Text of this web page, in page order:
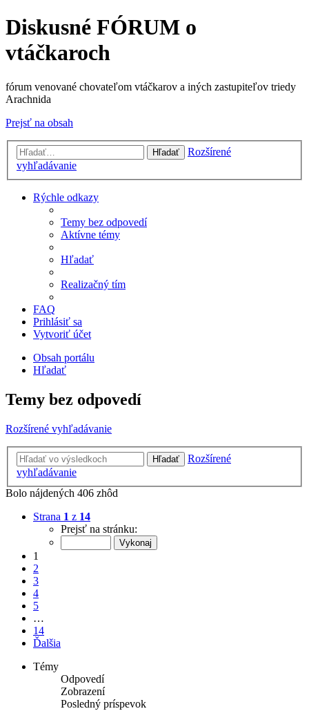
Diskusné FÓRUM o
vtáčkaroch
fórum venované chovateľom vtáčkarov a iných zastupiteľov triedy
Arachnida
Prejsť na obsah
Hľadať
Rozšírené
vyhľadávanie
Rýchle odkazy
Temy bez odpovedí
Aktívne témy
Hľadať
Realizačný tím
FAQ
Prihlásiť sa
Vytvoriť účet
Obsah portálu
Hľadať
Temy bez odpovedí
Rozšírené vyhľadávanie
Hľadať
Rozšírené
vyhľadávanie
Bolo nájdených 406 zhôd
Strana 1 z 14
Prejsť na stránku:
1
2
3
4
5
…
14
Ďalšia
Témy
Odpovedí
Zobrazení
Posledný príspevok